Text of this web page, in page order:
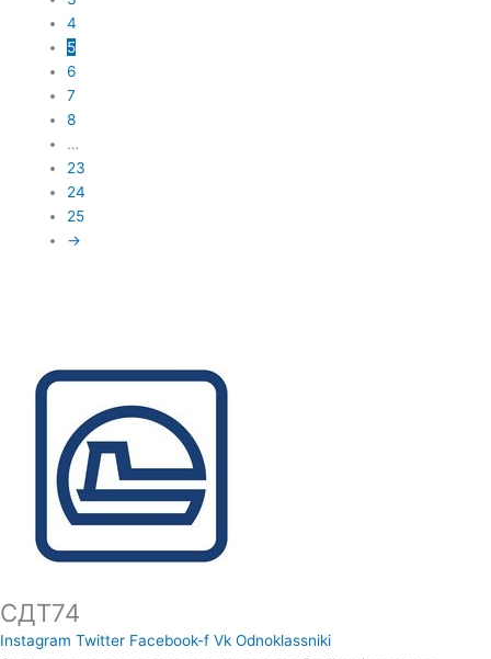
4
5
6
7
8
…
23
24
25
→
СДТ74
Instagram Twitter Facebook-f Vk Odnoklassniki